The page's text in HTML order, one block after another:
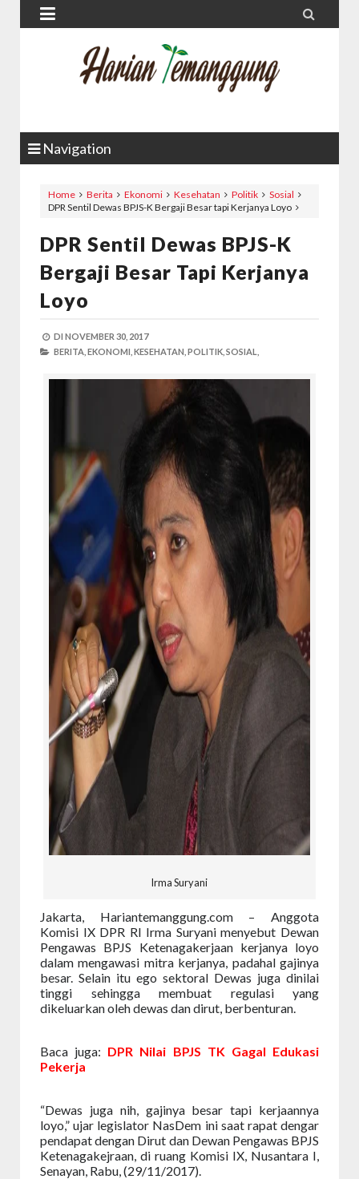
 
Navigation
Home Berita Ekonomi Kesehatan Politik
Sosial
DPR Sentil Dewas BPJS-K Bergaji Besar tapi Kerjanya Loyo
DPR Sentil Dewas BPJS-K
Bergaji Besar Tapi Kerjanya
Loyo
DI NOVEMBER 30, 2017
BERITA, EKONOMI, KESEHATAN, POLITIK, SOSIAL,
Irma Suryani
Jakarta, Hariantemanggung.com – Anggota
Komisi IX DPR RI Irma Suryani menyebut Dewan
Pengawas BPJS Ketenagakerjaan kerjanya loyo
dalam mengawasi mitra kerjanya, padahal gajinya
besar. Selain itu ego sektoral Dewas juga dinilai
tinggi sehingga membuat regulasi yang
dikeluarkan oleh dewas dan dirut, berbenturan.
Baca juga: DPR Nilai BPJS TK Gagal Edukasi
Pekerja
“Dewas juga nih, gajinya besar tapi kerjaannya
loyo,” ujar legislator NasDem ini saat rapat dengar
pendapat dengan Dirut dan Dewan Pengawas BPJS
Ketenagakejraan, di ruang Komisi IX, Nusantara I,
Senayan, Rabu, (29/11/2017).